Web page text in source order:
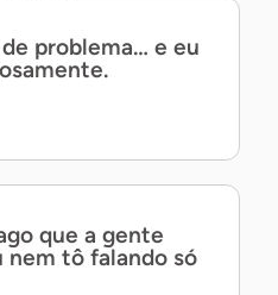
problema… e eu
que a gente
nem tô falando só